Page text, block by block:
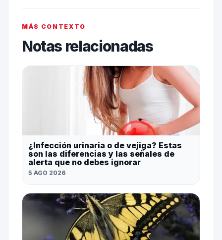
MÁS CONTEXTO
Notas relacionadas
¿Infección urinaria o de vejiga? Estas
son las diferencias y las señales de
alerta que no debes ignorar
5 AGO 2026